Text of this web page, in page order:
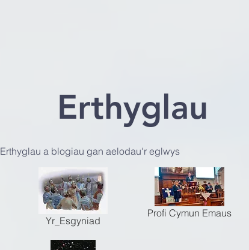
Erthyglau
Erthyglau a blogiau gan aelodau'r eglwys
Yr_Esgyniad
Profi Cymun Emaus